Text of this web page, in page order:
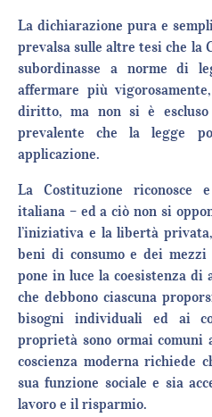
La dichiarazione pura e
prevalsa sulle altre tesi che la
subordinasse a norme di
affermare più
diritto, ma non si è
prevalente che la legge
applicazione.
La Costituzione riconosce e
italiana – ed a ciò non si
l’iniziativa e la libertà
beni di consumo e dei
pone in luce la coesistenza
che debbono ciascuna
bisogni individuali ed ai
proprietà sono ormai
coscienza moderna richiede
sua funzione sociale e sia
lavoro e il risparmio.